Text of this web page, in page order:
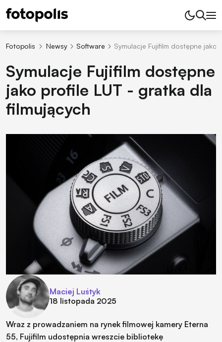
Fotopolis Newsy Software Symulacje Fujifilm dostępne jako
Symulacje Fujifilm dostępne
jako profile LUT - gratka dla
filmujących
Maciej Luśtyk
18 listopada 2025
Wraz z prowadzaniem na rynek filmowej kamery Eterna
55, Fujifilm udostępnia wreszcie bibliotekę